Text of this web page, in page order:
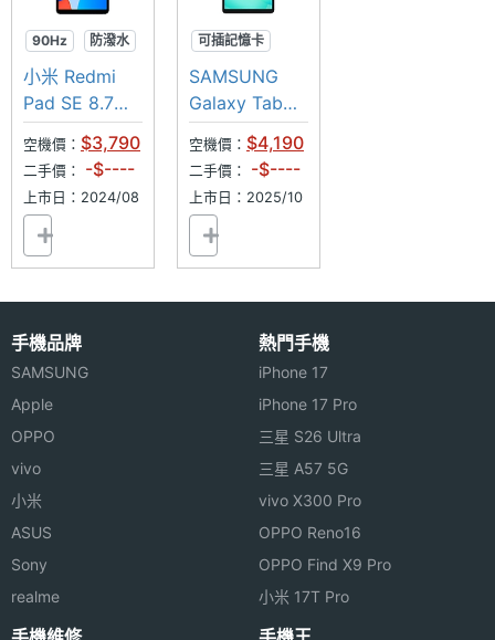
90Hz
防潑水
高音質
小米 Redmi
Pad SE 8.7
4G
空機價： $3,790
二手價： -$----
上市日：2024/08
可插記憶卡
杜比音效
生產力
SAMSUNG
Galaxy Tab
A11 Wi-Fi
空機價： $4,190
二手價： -$----
上市日：2025/10
手機品牌
SAMSUNG
Apple
OPPO
vivo
小米
ASUS
Sony
realme
熱門手機
iPhone 17
iPhone 17 Pro
三星 S26 Ultra
三星 A57 5G
vivo X300 Pro
OPPO Reno16
OPPO Find X9 Pro
小米 17T Pro